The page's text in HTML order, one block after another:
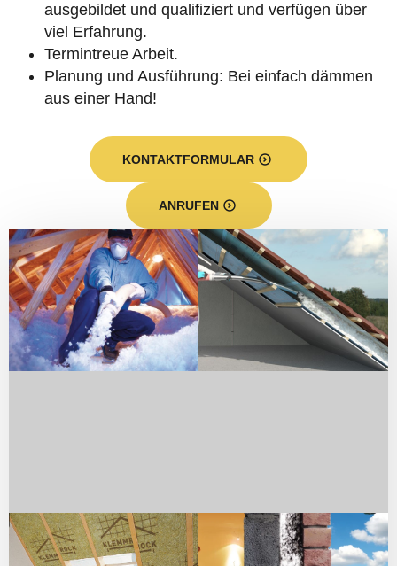
ausgebildet und qualifiziert und verfügen über
viel Erfahrung.
Termintreue Arbeit.
Planung und Ausführung: Bei einfach dämmen
aus einer Hand!
KONTAKTFORMULAR
ANRUFEN